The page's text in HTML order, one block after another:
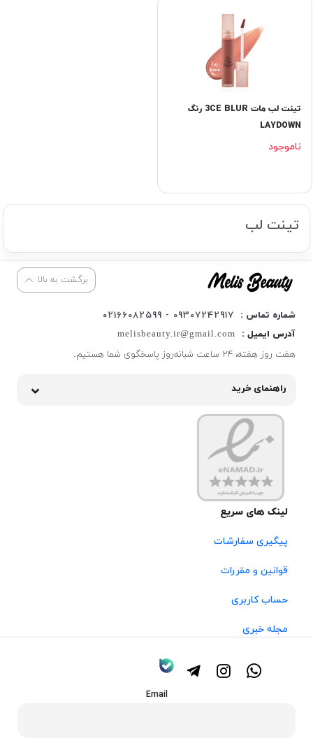
تینت لب مات 3CE BLUR رنگ
LAYDOWN
ناموجود
تینت لب
برگشت به بالا
شماره تماس :
09307242917 - 02166082599
آدرس ایمیل :
melisbeauty.ir@gmail.com
هفت روز هفته، ۲۴ ساعت شبانه‌روز پاسخگوی شما هستیم.
راهنمای خرید
لینک های سریع
پیگیری سفارشات
قوانین و مقررات
حساب کاربری
مجله خبری
Email